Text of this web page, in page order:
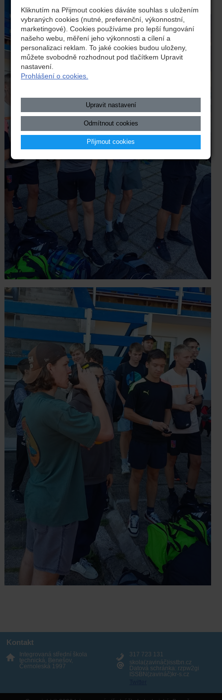
Kontakt
Integrovaná střední škola
technická, Benešov,
Černoleská 1997
317 723 131
skola(zavináč)isstbn.cz
Datová schránka: rzpw2gi
ISSBN(zavináč)kr-s.cz
Kliknutím na Přijmout cookies dáváte souhlas s uložením
vybraných cookies (nutné, preferenční, výkonnostní,
marketingové). Cookies používáme pro lepší fungování
našeho webu, měření jeho výkonnosti a cílení a
personalizaci reklam. To jaké cookies budou uloženy,
můžete svobodně rozhodnout pod tlačítkem Upravit
nastavení.
Prohlášení o cookies.
Upravit nastavení
Odmítnout cookies
Přijmout cookies